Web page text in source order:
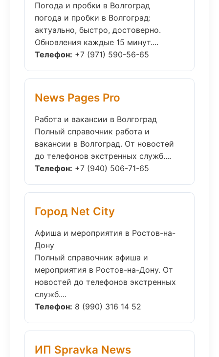
Погода и пробки в Волгоград
погода и пробки в Волгоград:
актуально, быстро, достоверно.
Обновления каждые 15 минут....
Телефон: +7 (971) 590-56-65
News Pages Pro
Работа и вакансии в Волгоград
Полный справочник работа и
вакансии в Волгоград. От новостей
до телефонов экстренных служб....
Телефон: +7 (940) 506-71-65
Город Net City
Афиша и мероприятия в Ростов-на-
Дону
Полный справочник афиша и
мероприятия в Ростов-на-Дону. От
новостей до телефонов экстренных
служб....
Телефон: 8 (990) 316 14 52
ИП Spravka News